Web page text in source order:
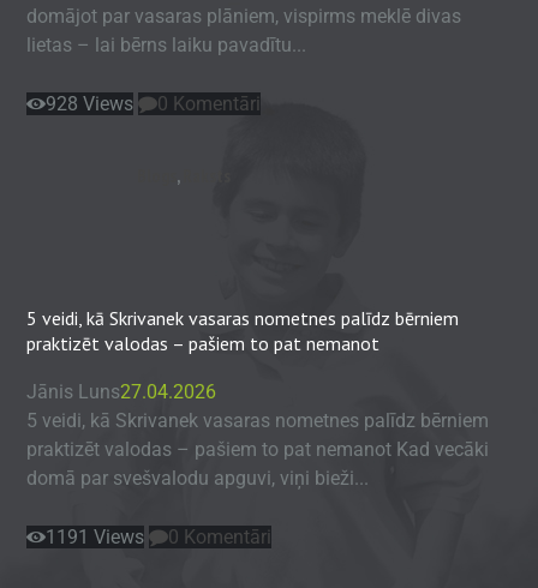
domājot par vasaras plāniem, vispirms meklē divas
lietas – lai bērns laiku pavadītu...
928 Views 0 Komentāri
,
5 veidi, kā Skrivanek vasaras nometnes palīdz bērniem
praktizēt valodas – pašiem to pat nemanot
Jānis Luns27.04.2026
5 veidi, kā Skrivanek vasaras nometnes palīdz bērniem
praktizēt valodas – pašiem to pat nemanot Kad vecāki
domā par svešvalodu apguvi, viņi bieži...
1191 Views 0 Komentāri